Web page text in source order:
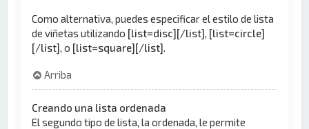
Como alternativa, puedes especificar el estilo de lista
de viñetas utilizando [list=disc][/list], [list=circle]
[/list], o [list=square][/list].
Arriba
Creando una lista ordenada
El segundo tipo de lista, la ordenada, le permite